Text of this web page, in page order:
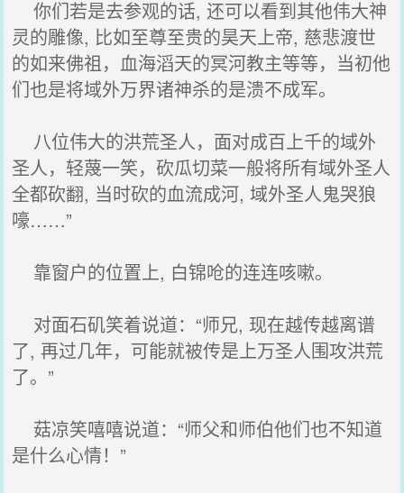
你们若是去参观的话, 还可以看到其他伟大神
灵的雕像, 比如至尊至贵的昊天上帝, 慈悲渡世
的如来佛祖，血海滔天的冥河教主等等，当初他
们也是将域外万界诸神杀的是溃不成军。
八位伟大的洪荒圣人，面对成百上千的域外
圣人，轻蔑一笑，砍瓜切菜一般将所有域外圣人
全都砍翻, 当时砍的血流成河, 域外圣人鬼哭狼
嚎……”
靠窗户的位置上, 白锦呛的连连咳嗽。
对面石矶笑着说道：“师兄, 现在越传越离谱
了, 再过几年，可能就被传是上万圣人围攻洪荒
了。”
菇凉笑嘻嘻说道：“师父和师伯他们也不知道
是什么心情！”